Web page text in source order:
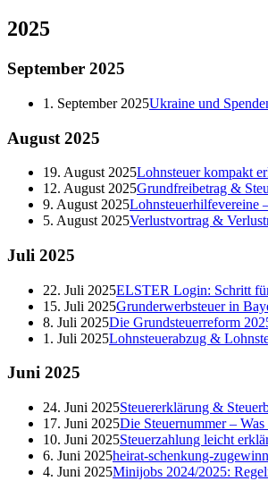
2025
September 2025
1. September 2025Ukraine und
August 2025
19. August 2025Lohnsteuer kompakt
12. August 2025Grundfreibetrag &
9. August 2025Lohnsteuerhilfevereine
5. August 2025Verlustvortrag &
Juli 2025
22. Juli 2025ELSTER Login: Schritt
15. Juli 2025Grunderwerbsteuer in
8. Juli 2025Die Grundsteuerreform
1. Juli 2025Lohnsteuerabzug &
Juni 2025
24. Juni 2025Steuererklärung &
17. Juni 2025Die Steuernummer –
10. Juni 2025Steuerzahlung leicht
6. Juni 2025heirat-schenkung-
4. Juni 2025Minijobs 2024/2025: